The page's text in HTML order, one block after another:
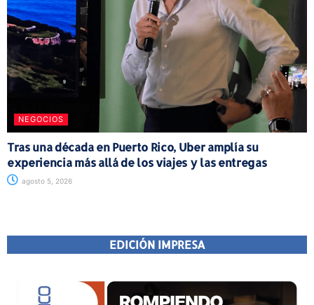
NEGOCIOS
Tras una década en Puerto Rico, Uber amplía su
experiencia más allá de los viajes y las entregas
agosto 5, 2026
EDICIÓN IMPRESA